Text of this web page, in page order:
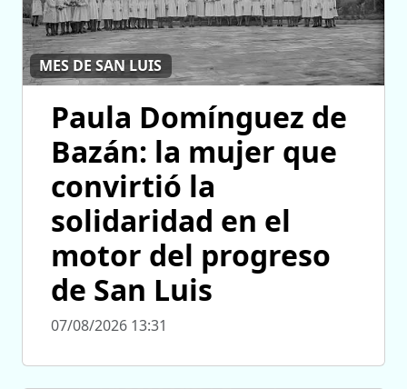
MES DE SAN LUIS
Paula Domínguez de
Bazán: la mujer que
convirtió la
solidaridad en el
motor del progreso
de San Luis
07/08/2026 13:31